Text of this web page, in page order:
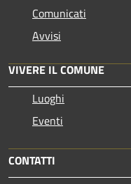
Comunicati
Avvisi
VIVERE IL COMUNE
Luoghi
Eventi
CONTATTI